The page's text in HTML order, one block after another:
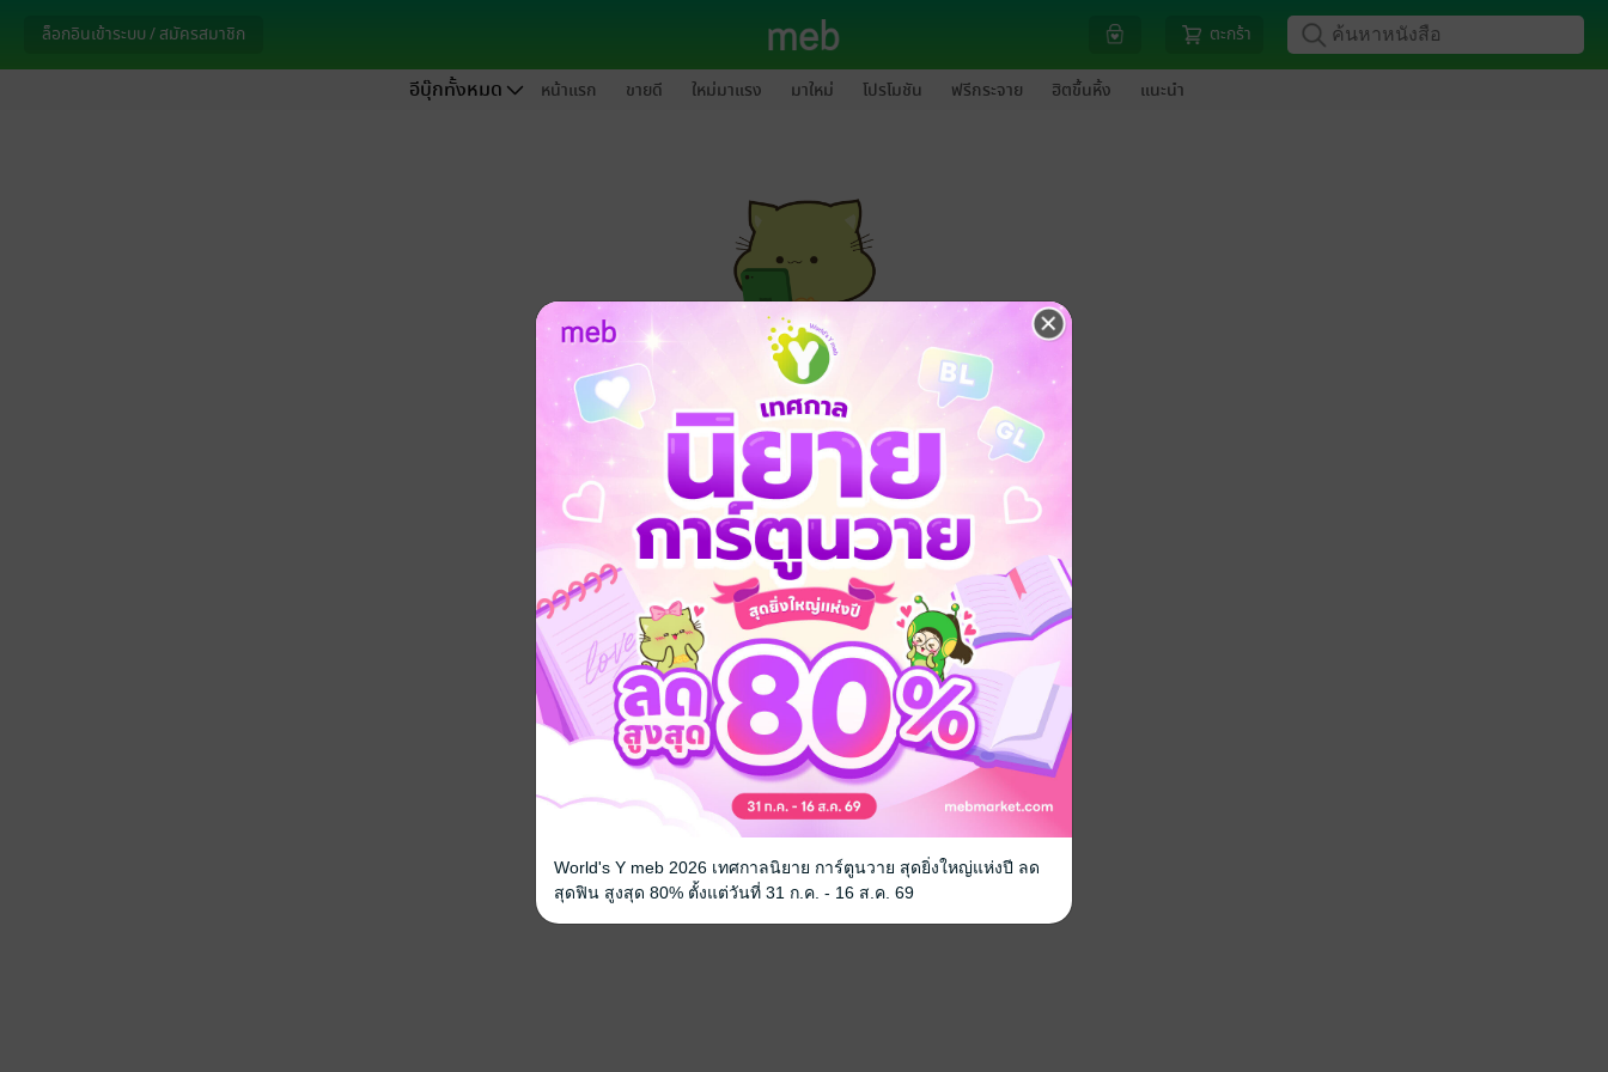
ล็อกอินเข้าระบบ / สมัครสมาชิก ตะกร้า
อีบุ๊กทั้งหมด หน้าแรก ขายดี ใหม่มาแรง มาใหม่ โปรโมชัน ฟรีกระจาย ฮิตขึ้นหิ้ง แนะนำ
กรุณาเข้าสู่ระบบก่อนดำเนินรายการด้วยค่ะ
ล็อกอินเข้าระบบ
World's Y meb 2026 เทศกาลนิยาย การ์ตูนวาย สุดยิ่งใหญ่แห่งปี ลด
สุดฟิน สูงสุด 80% ตั้งแต่วันที่ 31 ก.ค. - 16 ส.ค. 69